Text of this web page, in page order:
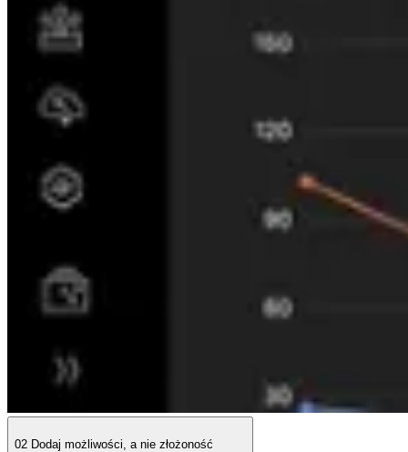
02 Dodaj możliwości, a nie złożoność